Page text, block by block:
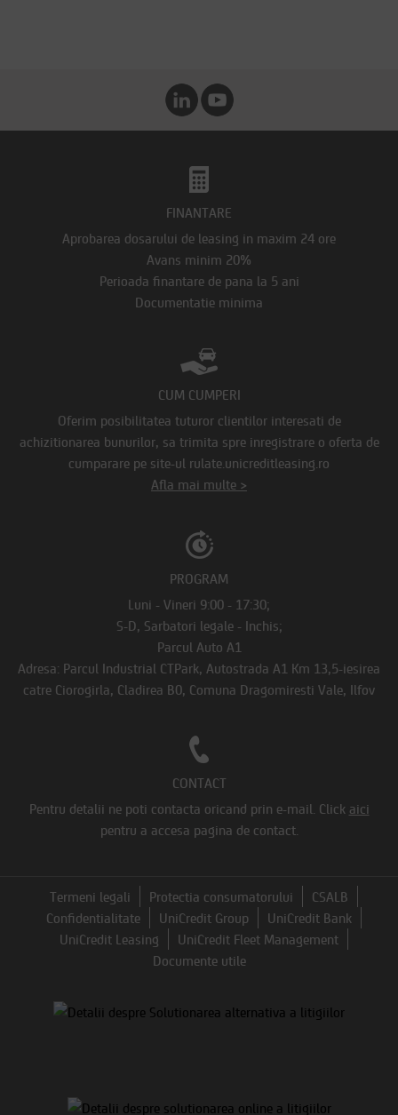
FINANTARE
Aprobarea dosarului de leasing in maxim 24 ore
Avans minim 20%
Perioada finantare de pana la 5 ani
Documentatie minima
CUM CUMPERI
Oferim posibilitatea tuturor clientilor interesati de
achizitionarea bunurilor, sa trimita spre inregistrare o oferta de
cumparare pe site-ul rulate.unicreditleasing.ro
Afla mai multe >
PROGRAM
Luni - Vineri 9:00 - 17:30;
S-D, Sarbatori legale - Inchis;
Parcul Auto A1
Adresa: Parcul Industrial CTPark, Autostrada A1 Km 13,5-iesirea
catre Ciorogirla, Cladirea B0, Comuna Dragomiresti Vale, Ilfov
CONTACT
Pentru detalii ne poti contacta oricand prin e-mail. Click aici
pentru a accesa pagina de contact.
Termeni legali Protectia consumatorului
CSALB
Confidentialitate
UniCredit Group
UniCredit Bank
UniCredit Leasing
UniCredit Fleet Management
Documente utile